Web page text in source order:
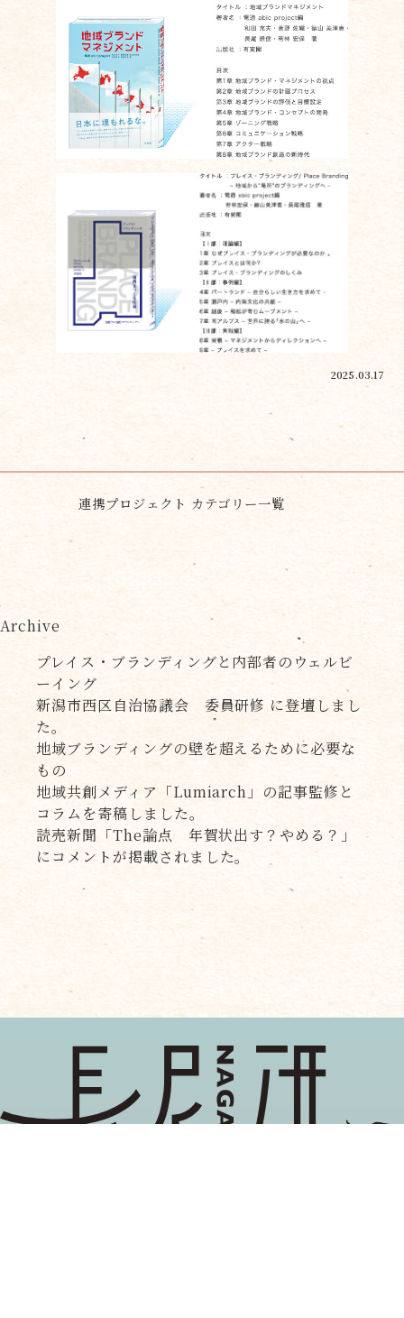
2025.03.17
連携プロジェクト カテゴリー一覧
Archive
プレイス・ブランディングと内部者のウェルビ
ーイング
新潟市西区自治協議会 委員研修 に登壇しまし
た。
地域ブランディングの壁を超えるために必要な
もの
地域共創メディア「Lumiarch」の記事監修と
コラムを寄稿しました。
読売新聞「The論点 年賀状出す？やめる？」
にコメントが掲載されました。